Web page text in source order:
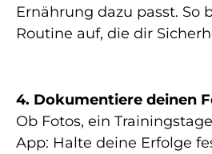
Ernährung dazu passt. So
Routine auf, die dir
4. Dokumentiere deinen
Ob Fotos, ein
App: Halte deine Erfolge